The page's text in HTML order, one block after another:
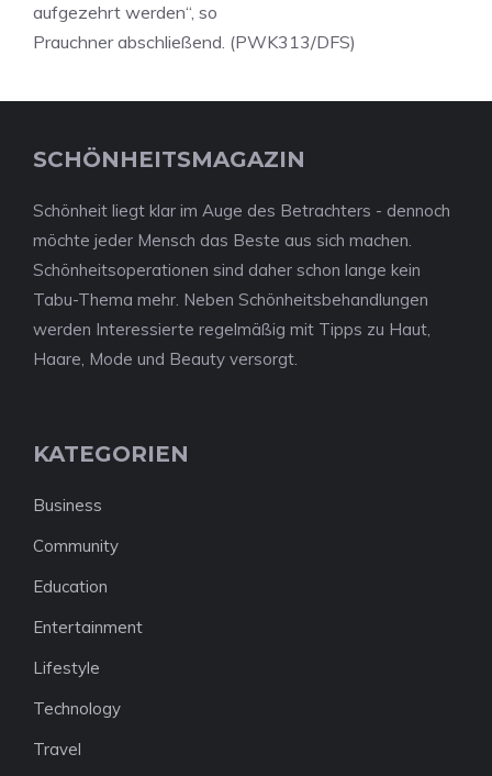
aufgezehrt werden“, so
Prauchner abschließend. (PWK313/DFS)
SCHÖNHEITSMAGAZIN
Schönheit liegt klar im Auge des Betrachters - dennoch
möchte jeder Mensch das Beste aus sich machen.
Schönheitsoperationen sind daher schon lange kein
Tabu-Thema mehr. Neben Schönheitsbehandlungen
werden Interessierte regelmäßig mit Tipps zu Haut,
Haare, Mode und Beauty versorgt.
KATEGORIEN
Business
Community
Education
Entertainment
Lifestyle
Technology
Travel